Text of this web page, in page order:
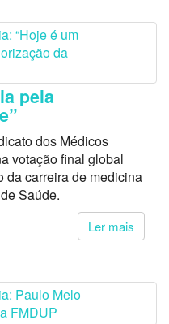
pela
dos Médicos
votação final global
da carreira de medicina
Saúde.
Ler mais